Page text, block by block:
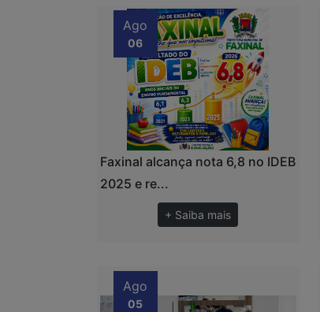
Ago
06
Faxinal alcança nota 6,8 no IDEB
2025 e re...
+ Saiba mais
Ago
05